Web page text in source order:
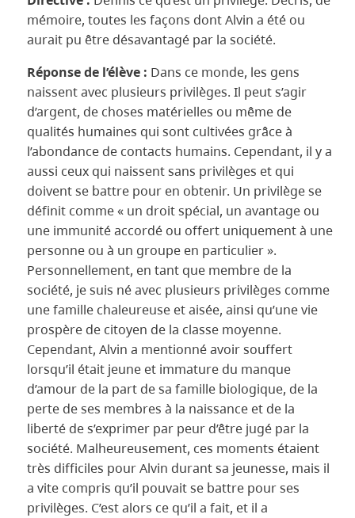
mémoire, toutes les façons dont Alvin a été ou
aurait pu être désavantagé par la société.
Réponse de l’élève : Dans ce monde, les gens
naissent avec plusieurs privilèges. Il peut s’agir
d’argent, de choses matérielles ou même de
qualités humaines qui sont cultivées grâce à
l’abondance de contacts humains. Cependant, il y a
aussi ceux qui naissent sans privilèges et qui
doivent se battre pour en obtenir. Un privilège se
définit comme « un droit spécial, un avantage ou
une immunité accordé ou offert uniquement à une
personne ou à un groupe en particulier ».
Personnellement, en tant que membre de la
société, je suis né avec plusieurs privilèges comme
une famille chaleureuse et aisée, ainsi qu’une vie
prospère de citoyen de la classe moyenne.
Cependant, Alvin a mentionné avoir souffert
lorsqu’il était jeune et immature du manque
d’amour de la part de sa famille biologique, de la
perte de ses membres à la naissance et de la
liberté de s’exprimer par peur d’être jugé par la
société. Malheureusement, ces moments étaient
très difficiles pour Alvin durant sa jeunesse, mais il
a vite compris qu’il pouvait se battre pour ses
privilèges. C’est alors ce qu’il a fait, et il a